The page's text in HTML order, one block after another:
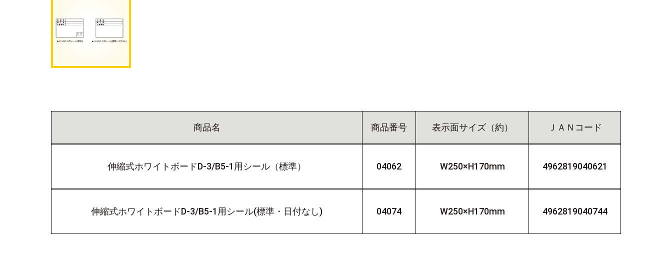
商品名 商品番号 表示面サイズ（約） ＪＡＮコード
伸縮式ホワイトボードD-3/B5-1用シール（標準） 04062 W250×H170mm 4962819040621
伸縮式ホワイトボードD-3/B5-1用シール(標準・日付なし) 04074 W250×H170mm 4962819040744